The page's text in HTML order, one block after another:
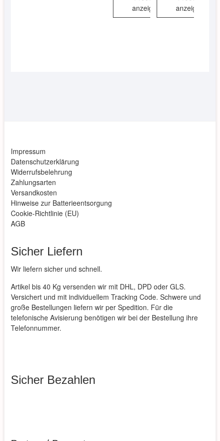
anzeigen
anzeigen
Impressum
Datenschutzerklärung
Widerrufsbelehrung
Zahlungsarten
Versandkosten
Hinweise zur Batterieentsorgung
Cookie-Richtlinie (EU)
AGB
Sicher Liefern
Wir liefern sicher und schnell.
Artikel bis 40 Kg versenden wir mit DHL, DPD oder GLS.
Versichert und mit individuellem Tracking Code. Schwere und
große Bestellungen liefern wir per Spedition. Für die
telefonische Avisierung benötigen wir bei der Bestellung ihre
Telefonnummer.
Sicher Bezahlen